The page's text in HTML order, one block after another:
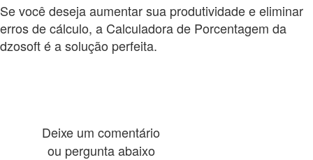
Se você deseja aumentar sua produtividade e eliminar
erros de cálculo, a Calculadora de Porcentagem da
dzosoft é a solução perfeita.
Deixe um comentário
ou pergunta abaixo